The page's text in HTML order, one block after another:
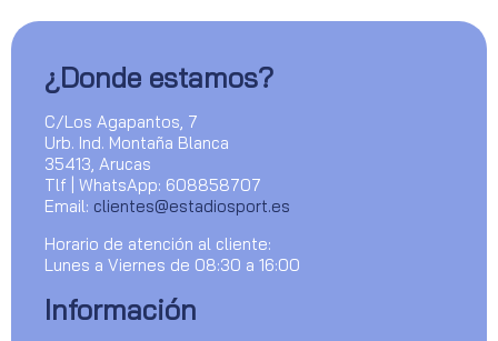
¿Donde estamos?
C/Los Agapantos, 7
Urb. Ind. Montaña Blanca
35413, Arucas
Tlf | WhatsApp: 608858707
Email: clientes@estadiosport.es
Horario de atención al cliente:
Lunes a Viernes de 08:30 a 16:00
Información